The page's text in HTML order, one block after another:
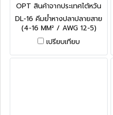
OPT สินค้าจากประเทศไต้หวัน
DL-16
DL-16 คีมย้ำหางปลาปลายสาย
(4-16 MM² / AWG 12-5)
OPT CRIMPING TOOLS
เปรียบเทียบ